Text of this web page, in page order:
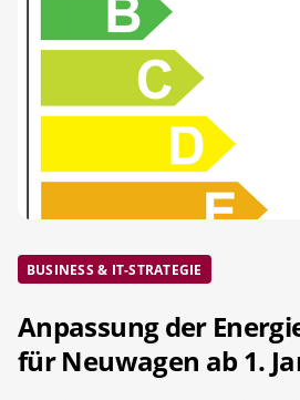
BUSINESS & IT-STRATEGIE
Anpassung der
für Neuwagen ab 1.